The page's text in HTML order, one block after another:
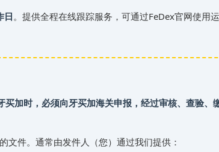
日 。提供全程在线跟踪服务，可通过FeDex官网使用
加时，必须向‌‌‌牙买加海关申报，经过审核、查验
文件。通常由发件人（您）通过我们提供：